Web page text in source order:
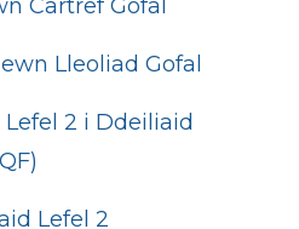
Cartref Gofal
Lleoliad Gofal
2 i Ddeiliaid
Lefel 2